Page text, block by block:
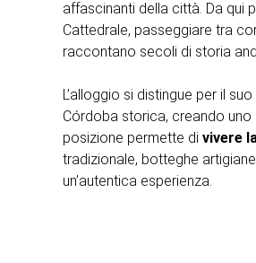
affascinanti della città. Da qui
Cattedrale, passeggiare tra
raccontano secoli di storia
L’alloggio si distingue per il
Córdoba storica, creando uno
posizione permette di vivere
tradizionale, botteghe
un’autentica esperienza.